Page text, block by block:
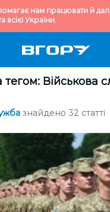
нам працювати й
України.
Військова
знайдено 32 статті